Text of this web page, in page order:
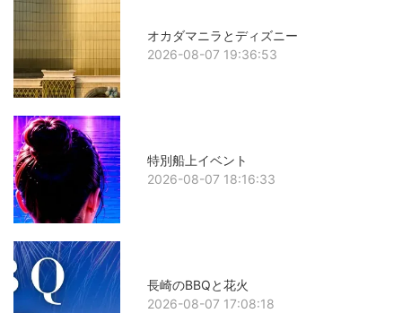
オカダマニラとディズニー
2026-08-07 19:36:53
特別船上イベント
2026-08-07 18:16:33
長崎のBBQと花火
2026-08-07 17:08:18